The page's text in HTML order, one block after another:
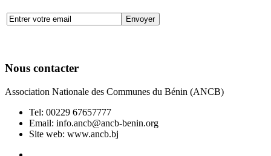
Nous contacter
Association Nationale des Communes du Bénin (ANCB)
Tel: 00229 67657777
Email: info.ancb@ancb-benin.org
Site web: www.ancb.bj